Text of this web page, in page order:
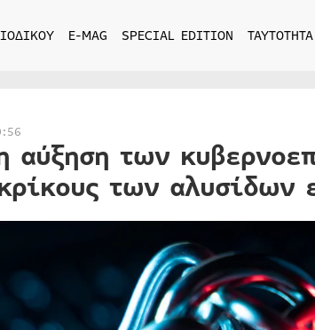
E-MAG SPECIAL EDITION ΤΑΥΤΟΤΗΤΑ
αύξηση των
των αλυσίδων